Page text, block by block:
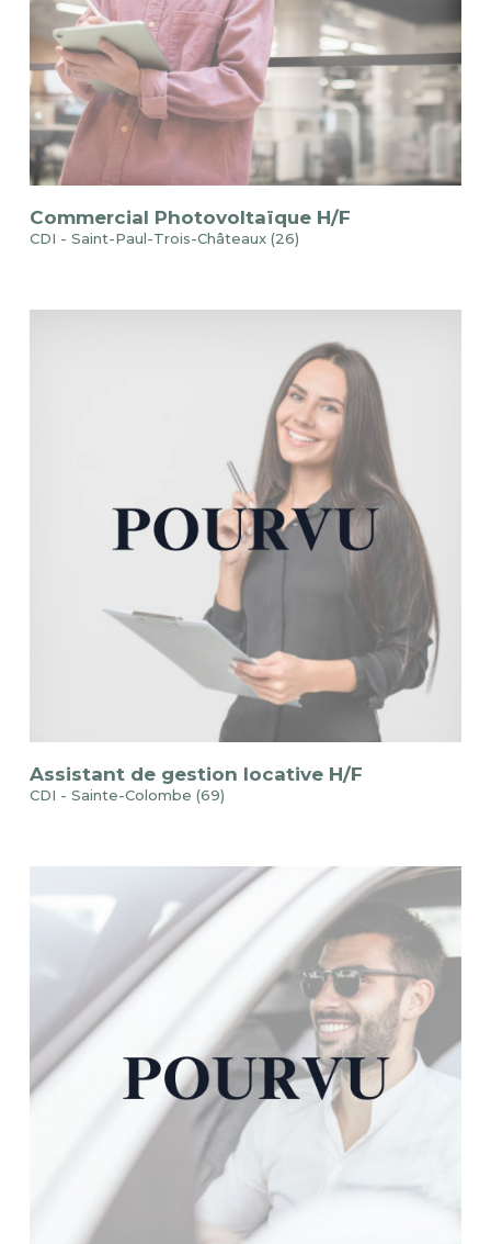
Commercial Photovoltaïque H/F
CDI - Saint-Paul-Trois-Châteaux (26)
Assistant de gestion locative H/F
CDI - Sainte-Colombe (69)